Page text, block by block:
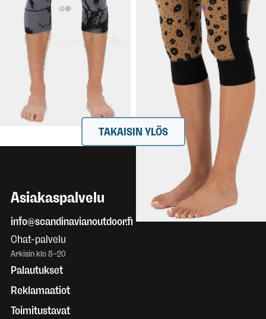
99,95 €
MONS ROYALE
Men's Cascade 200 3/4
Legging
Merinovilla-alushousut miehille,
"kolmen vartin" lahkeilla.
99,95 €
MONS ROYALE
Cascade Women's 3/4
Legging
Naisten merinovilla-alushousut
"kolmen vartin" lahkeilla.
TAKAISIN YLÖS
Asiakaspalvelu
info@scandinavianoutdoor.fi
Chat-palvelu
Arkisin klo 8–20
Palautukset
Reklamaatiot
Toimitustavat